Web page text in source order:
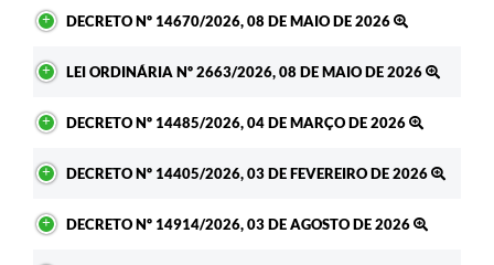
DECRETO Nº 14670/2026, 08 DE MAIO DE 2026
LEI ORDINÁRIA Nº 2663/2026, 08 DE MAIO DE 2026
DECRETO Nº 14485/2026, 04 DE MARÇO DE 2026
DECRETO Nº 14405/2026, 03 DE FEVEREIRO DE 2026
DECRETO Nº 14914/2026, 03 DE AGOSTO DE 2026